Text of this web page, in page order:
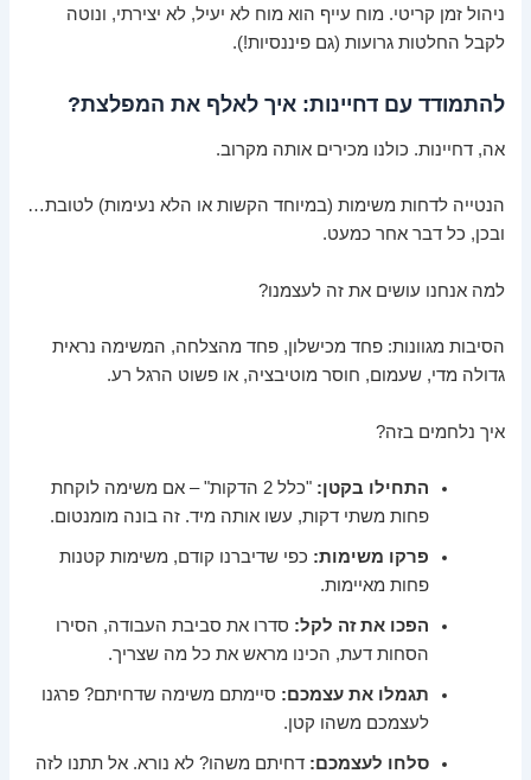
ניהול זמן קריטי. מוח עייף הוא מוח לא יעיל, לא יצירתי, ונוטה
לקבל החלטות גרועות (גם פיננסיות!).
להתמודד עם דחיינות: איך לאלף את המפלצת?
אה, דחיינות. כולנו מכירים אותה מקרוב.
הנטייה לדחות משימות (במיוחד הקשות או הלא נעימות) לטובת…
ובכן, כל דבר אחר כמעט.
למה אנחנו עושים את זה לעצמנו?
הסיבות מגוונות: פחד מכישלון, פחד מהצלחה, המשימה נראית
גדולה מדי, שעמום, חוסר מוטיבציה, או פשוט הרגל רע.
איך נלחמים בזה?
התחילו בקטן:
"כלל 2 הדקות" – אם משימה לוקחת
פחות משתי דקות, עשו אותה מיד. זה בונה מומנטום.
פרקו משימות: כפי שדיברנו קודם, משימות קטנות
פחות מאיימות.
הפכו את זה לקל: סדרו את סביבת העבודה, הסירו
הסחות דעת, הכינו מראש את כל מה שצריך.
תגמלו את עצמכם: סיימתם משימה שדחיתם? פרגנו
לעצמכם משהו קטן.
סלחו לעצמכם: דחיתם משהו? לא נורא. אל תתנו לזה